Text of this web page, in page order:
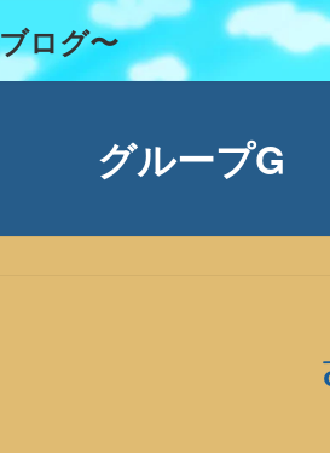
ログ〜
グループG